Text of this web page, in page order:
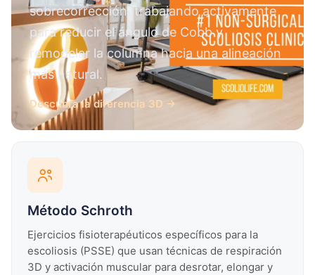
sobrecorrección, trabajando activamente
para reducir el ángulo de Cobb y
remodelar la columna hacia una alineación
más natural.
Descubra la diferencia 3D →
Método Schroth
Ejercicios fisioterapéuticos específicos para la
escoliosis (PSSE) que usan técnicas de respiración
3D y activación muscular para desrotar, elongar y